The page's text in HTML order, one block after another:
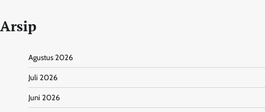
Arsip
Agustus 2026
Juli 2026
Juni 2026